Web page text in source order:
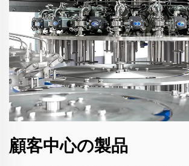
顧客中心の製品